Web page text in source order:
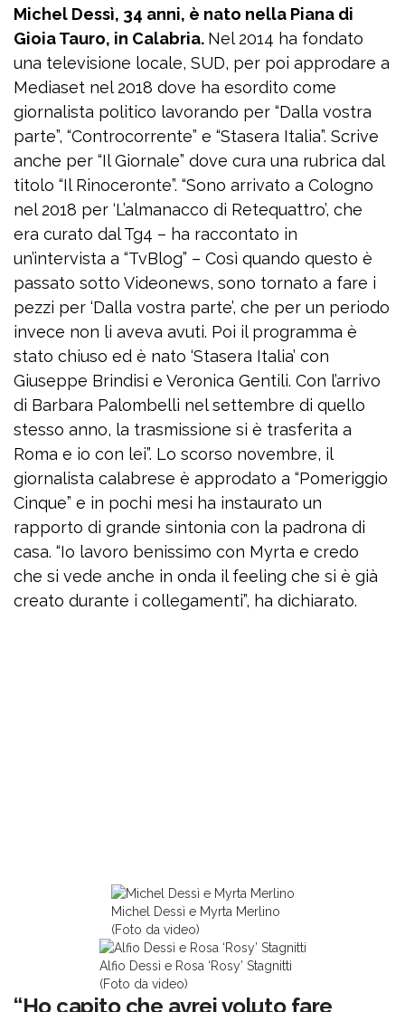
Michel Dessì, 34 anni, è nato nella Piana di
Gioia Tauro, in Calabria. Nel 2014 ha fondato
una televisione locale, SUD, per poi approdare a
Mediaset nel 2018 dove ha esordito come
giornalista politico lavorando per “Dalla vostra
parte”, “Controcorrente” e “Stasera Italia”. Scrive
anche per “Il Giornale” dove cura una rubrica dal
titolo “Il Rinoceronte”. “Sono arrivato a Cologno
nel 2018 per ‘L’almanacco di Retequattro’, che
era curato dal Tg4 – ha raccontato in
un’intervista a “TvBlog” – Così quando questo è
passato sotto Videonews, sono tornato a fare i
pezzi per ‘Dalla vostra parte’, che per un periodo
invece non li aveva avuti. Poi il programma è
stato chiuso ed è nato ‘Stasera Italia’ con
Giuseppe Brindisi e Veronica Gentili. Con l’arrivo
di Barbara Palombelli nel settembre di quello
stesso anno, la trasmissione si è trasferita a
Roma e io con lei”. Lo scorso novembre, il
giornalista calabrese è approdato a “Pomeriggio
Cinque” e in pochi mesi ha instaurato un
rapporto di grande sintonia con la padrona di
casa. “Io lavoro benissimo con Myrta e credo
che si vede anche in onda il feeling che si è già
creato durante i collegamenti”, ha dichiarato.
Michel Dessì e Myrta Merlino
(Foto da video)
Alfio Dessì e Rosa ‘Rosy’ Stagnitti
(Foto da video)
“Ho capito che avrei voluto fare